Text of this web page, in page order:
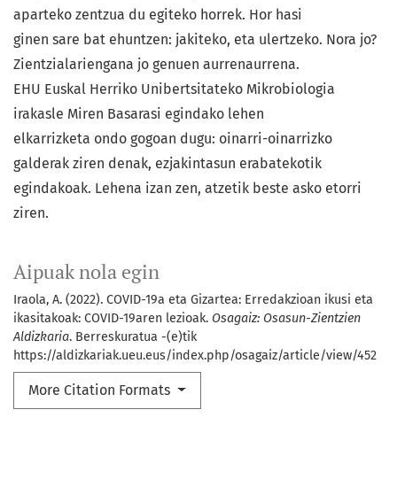
Aipuak nola egin
Iraola, A. (2022). COVID-19a eta Gizartea: Erredakzioan ikusi eta
ikasitakoak: COVID-19aren lezioak. Osagaiz: Osasun-Zientzien
Aldizkaria. Berreskuratua -(e)tik
https://aldizkariak.ueu.eus/index.php/osagaiz/article/view/452
More Citation Formats
aparteko zentzua du egiteko horrek. Hor hasi
ginen sare bat ehuntzen: jakiteko, eta ulertzeko. Nora jo?
Zientzialariengana jo genuen aurrenaurrena.
EHU Euskal Herriko Unibertsitateko Mikrobiologia
irakasle Miren Basarasi egindako lehen
elkarrizketa ondo gogoan dugu: oinarri-oinarrizko
galderak ziren denak, ezjakintasun erabatekotik
egindakoak. Lehena izan zen, atzetik beste asko etorri
ziren.